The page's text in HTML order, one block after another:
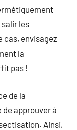
salir les
cas, envisagez
la
pas !
de la
de approuver à
Ainsi,